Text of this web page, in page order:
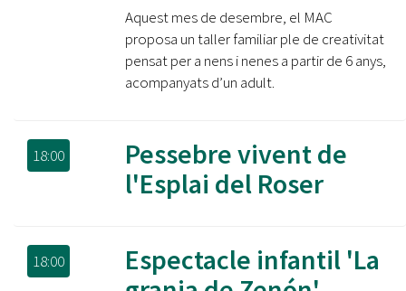
Aquest mes de desembre, el MAC
proposa un taller familiar ple de creativitat
pensat per a nens i nenes a partir de 6 anys,
acompanyats d’un adult.
18:00
Pessebre vivent de
l'Esplai del Roser
18:00
Espectacle infantil 'La